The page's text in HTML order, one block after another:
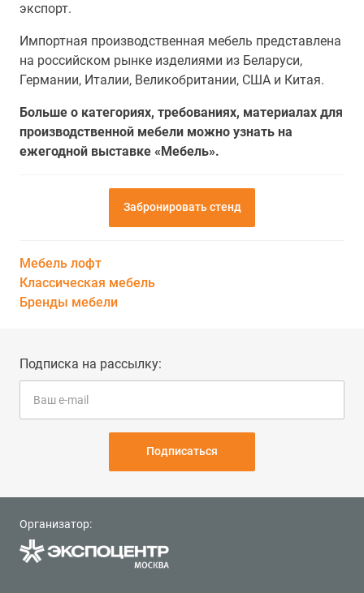
экспорт.
Импортная производственная мебель представлена
на российском рынке изделиями из Беларуси,
Германии, Италии, Великобритании, США и Китая.
Больше о категориях, требованиях, материалах для
производственной мебели можно узнать на
ежегодной выставке «Мебель».
Забронировать стенд
Мебель лофт
Классическая мебель
Бренды мебели
Подписка на рассылку:
Подписаться
Организатор: